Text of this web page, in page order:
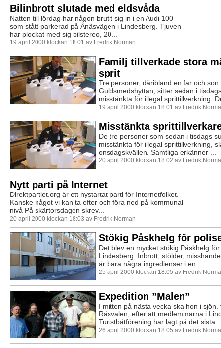
Bilinbrott slutade med eldsvåda
Natten till lördag har någon brutit sig in i en Audi 100
som stått parkerad på Ånäsvägen i Lindesberg. Tjuven
har plockat med sig bilstereo, 20...
19 april 2000 klockan 18:01 av Fredrik Norman
Familj tillverkade stora
sprit
Tre personer, däribland en far och son
Guldsmedshyttan, sitter sedan i
misstänkta för illegal sprittillverkning.
19 april 2000 klockan 18:01 av Fredrik
Misstänkta
De tre personer som sedan i tisdags
misstänkta för illegal sprittillverkning,
onsdagskvällen. Samtliga erkänner ...
20 april 2000 klockan 18:02 av Fredrik
Nytt parti på Internet
Direktpartiet.org är ett nystartat parti för Internetfolket.
Kanske något vi kan ta efter och föra ned på kommunal
nivå På skärtorsdagen skrev...
20 april 2000 klockan 18:03 av Fredrik Norman
Stökig Påskhelg för
Det blev en mycket stökig Påskhelg
Lindesberg. Inbrott, stölder,
är bara några ingredienser i en ...
25 april 2000 klockan 18:05 av Fredrik
Expedition ”Malen”
I mitten på nästa vecka ska hon i sjön,
Råsvalen, efter att medlemmarna i
Turistbåtförening har lagt på det sista
26 april 2000 klockan 18:05 av Fredrik